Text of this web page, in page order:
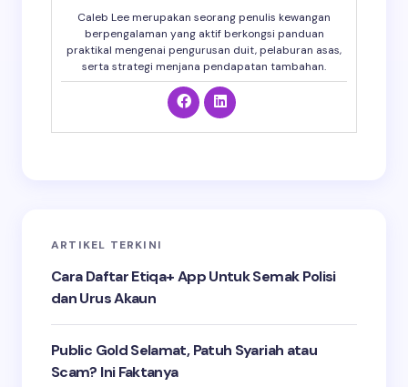
Caleb Lee merupakan seorang penulis kewangan
berpengalaman yang aktif berkongsi panduan
praktikal mengenai pengurusan duit, pelaburan asas,
serta strategi menjana pendapatan tambahan.
ARTIKEL TERKINI
Cara Daftar Etiqa+ App Untuk Semak Polisi
dan Urus Akaun
Public Gold Selamat, Patuh Syariah atau
Scam? Ini Faktanya